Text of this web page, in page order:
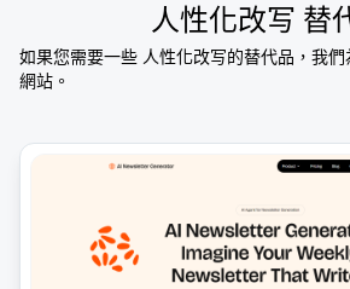
人性化改写 替
如果您需要一些 人性化改写的替代品，我
網站。